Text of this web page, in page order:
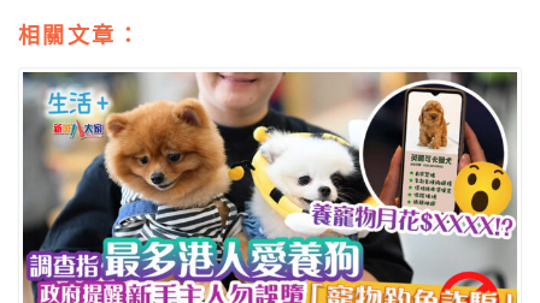
相關文章：